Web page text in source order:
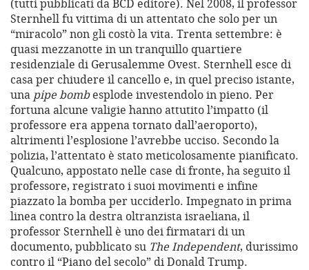
(tutti pubblicati da BCD editore). Nel 2008, il professor
Sternhell fu vittima di un attentato che solo per un
“miracolo” non gli costò la vita. Trenta settembre: è
quasi mezzanotte in un tranquillo quartiere
residenziale di Gerusalemme Ovest. Sternhell esce di
casa per chiudere il cancello e, in quel preciso istante,
una pipe bombesplode investendolo in pieno. Per
fortuna alcune valigie hanno attutito l’impatto (il
professore era appena tornato dall’aeroporto),
altrimenti l’esplosione l’avrebbe ucciso. Secondo la
polizia, l’attentato è stato meticolosamente pianificato.
Qualcuno, appostato nelle case di fronte, ha seguito il
professore, registrato i suoi movimenti e infine
piazzato la bomba per ucciderlo. Impegnato in prima
linea contro la destra oltranzista israeliana, il
professor Sternhell è uno dei firmatari di un
documento, pubblicato su The Independent, durissimo
contro il “Piano del secolo” di Donald Trump.